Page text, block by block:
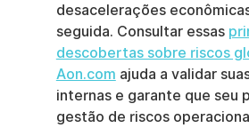
desacelerações
seguida. Consultar essas
descobertas sobre riscos
Aon.com ajuda a validar
internas e garante que seu
gestão de riscos